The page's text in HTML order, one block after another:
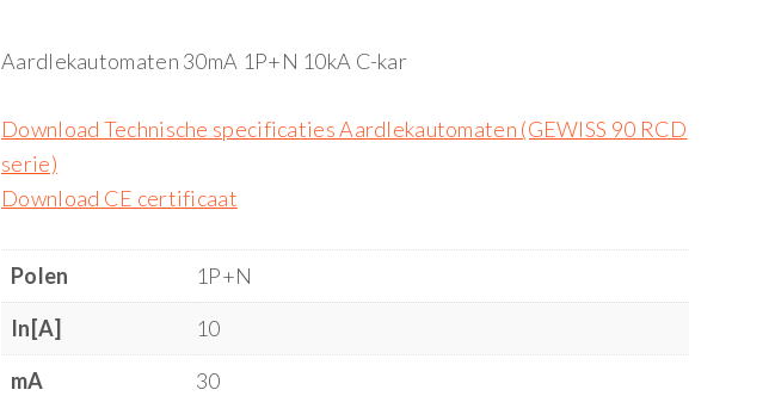
Aardlekautomaten 30mA 1P+N 10kA C-kar
Download Technische specificaties Aardlekautomaten (GEWISS 90 RCD
serie)
Download CE certificaat
Polen
1P+N
In[A]
10
mA
30